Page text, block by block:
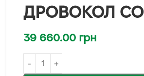
ДРОВОКОЛ
39 660.00 грн